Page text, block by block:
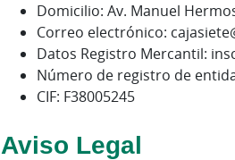
Domicilio: Av. Manuel
Correo electrónico:
Datos Registro Mercantil:
Número de registro de
CIF: F38005245
Aviso Legal